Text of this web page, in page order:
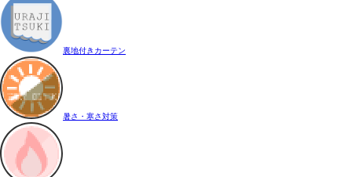
裏地付きカーテン
暑さ・寒さ対策